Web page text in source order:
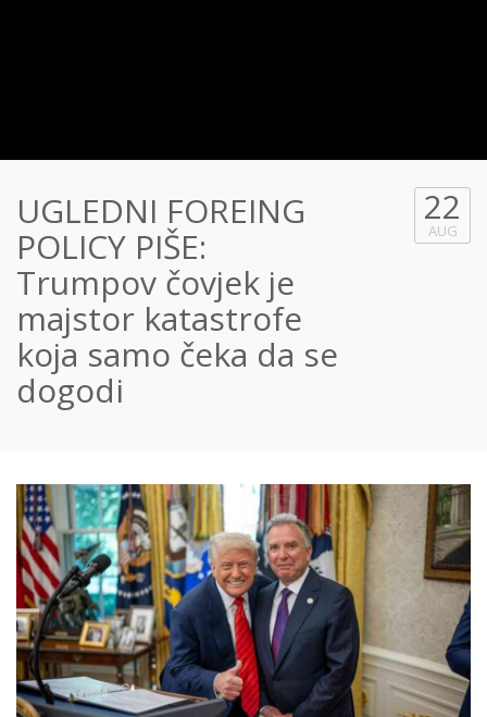
UGLEDNI FOREING
POLICY PIŠE:
Trumpov čovjek je
majstor katastrofe
koja samo čeka da se
dogodi
22
AUG